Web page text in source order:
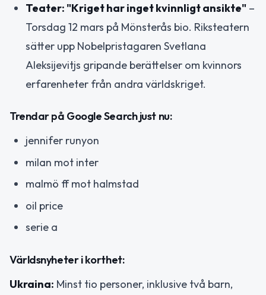
Teater: "Kriget har inget kvinnligt ansikte" –
Torsdag 12 mars på Mönsterås bio. Riksteatern
sätter upp Nobelpristagaren Svetlana
Aleksijevitjs gripande berättelser om kvinnors
erfarenheter från andra världskriget.
Trendar på Google Search just nu:
jennifer runyon
milan mot inter
malmö ff mot halmstad
oil price
serie a
Världsnyheter i korthet:
Ukraina: Minst tio personer, inklusive två barn,